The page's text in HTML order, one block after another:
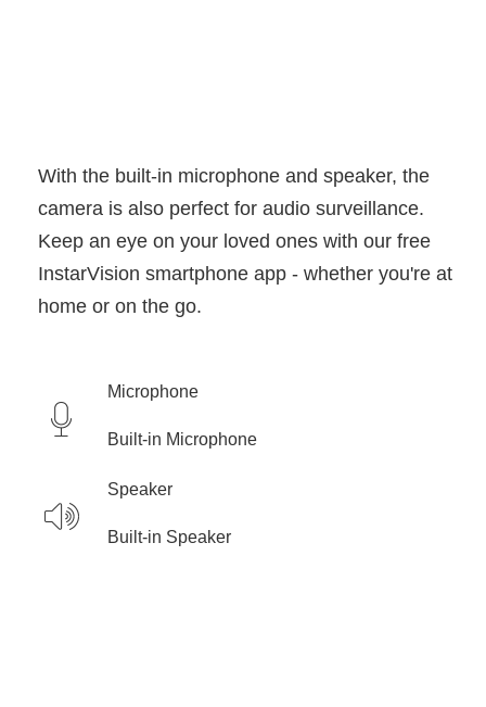
With the built-in microphone and speaker, the
camera is also perfect for audio surveillance.
Keep an eye on your loved ones with our free
InstarVision smartphone app - whether you're at
home or on the go.
Microphone
Built-in Microphone
Speaker
Built-in Speaker